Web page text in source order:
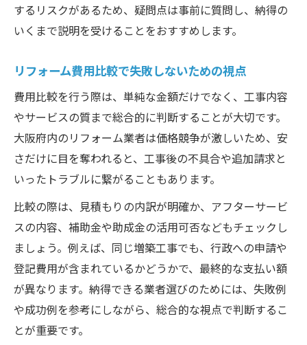
するリスクがあるため、疑問点は事前に質問し、納得の
いくまで説明を受けることをおすすめします。
リフォーム費用比較で失敗しないための視点
費用比較を行う際は、単純な金額だけでなく、工事内容
やサービスの質まで総合的に判断することが大切です。
大阪府内のリフォーム業者は価格競争が激しいため、安
さだけに目を奪われると、工事後の不具合や追加請求と
いったトラブルに繋がることもあります。
比較の際は、見積もりの内訳が明確か、アフターサービ
スの内容、補助金や助成金の活用可否などもチェックし
ましょう。例えば、同じ増築工事でも、行政への申請や
登記費用が含まれているかどうかで、最終的な支払い額
が異なります。納得できる業者選びのためには、失敗例
や成功例を参考にしながら、総合的な視点で判断するこ
とが重要です。